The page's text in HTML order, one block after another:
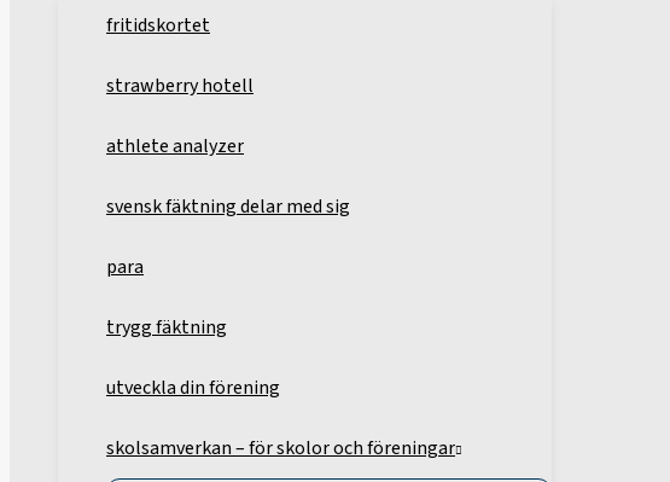
fritidskortet
strawberry hotell
athlete analyzer
svensk fäktning delar med sig
para
trygg fäktning
utveckla din förening
skolsamverkan – för skolor och föreningar